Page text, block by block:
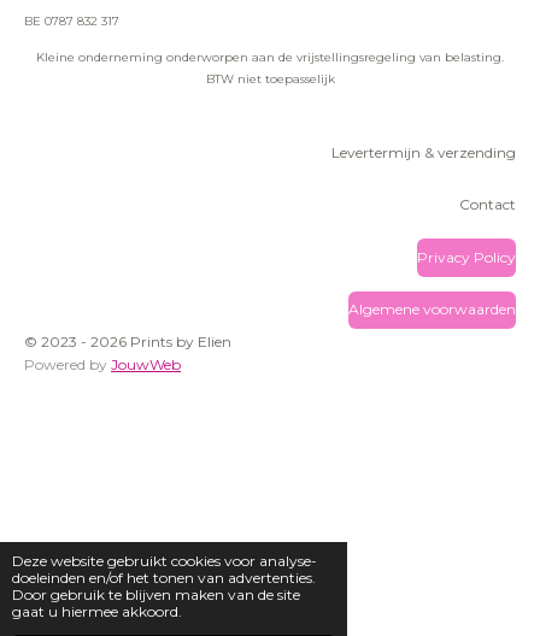
Deze website gebruikt cookies voor analyse-
doeleinden en/of het tonen van advertenties.
Door gebruik te blijven maken van de site
gaat u hiermee akkoord.
BE 0787 832 317
Kleine onderneming onderworpen aan de vrijstellingsregeling van belasting.
BTW niet toepasselijk
Levertermijn & verzending
Contact
Privacy Policy
Algemene voorwaarden
© 2023 - 2026 Prints by Elien
Powered by JouwWeb